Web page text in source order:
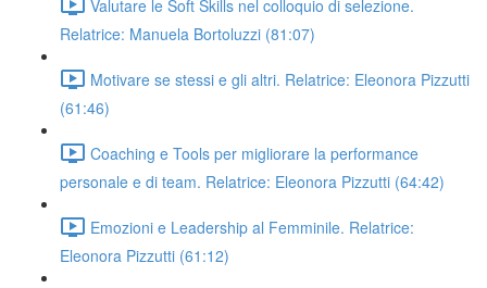
Valutare le Soft Skills nel colloquio di selezione.
Relatrice: Manuela Bortoluzzi (81:07)
Motivare se stessi e gli altri. Relatrice: Eleonora Pizzutti
(61:46)
Coaching e Tools per migliorare la performance
personale e di team. Relatrice: Eleonora Pizzutti (64:42)
Emozioni e Leadership al Femminile. Relatrice:
Eleonora Pizzutti (61:12)